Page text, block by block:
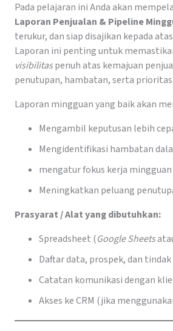
Pada pelajaran ini Anda akan
Laporan Penjualan & Pipeline
terukur, dan siap disajikan kepada
Laporan ini penting untuk
visibilitaspenuh atas kemajuan
penutupan, hambatan, serta
Laporan mingguan yang baik akan
Mengambil keputusan lebih
Mengidentifikasi hambatan
mengatur fokus kerja mingguan
Meningkatkan peluang
Prasyarat / Alat yang dibutuhkan:
Spreadsheet (Google Sheets
Daftar data, prospek, dan
Catatan komunikasi dengan
Akses ke CRM (jika